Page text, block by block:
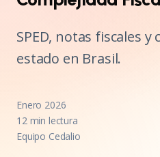
SPED, notas fiscales
estado en Brasil.
Enero 2026
12 min lectura
Equipo Cedalio